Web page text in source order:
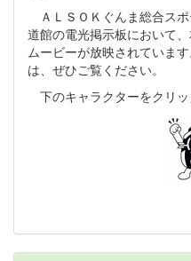
ＡＬＳＯＫぐんま総合ス
道館の電光掲示板において
ムービーが放映されていま
は、ぜひご覧ください。
下のキャラクターをクリ